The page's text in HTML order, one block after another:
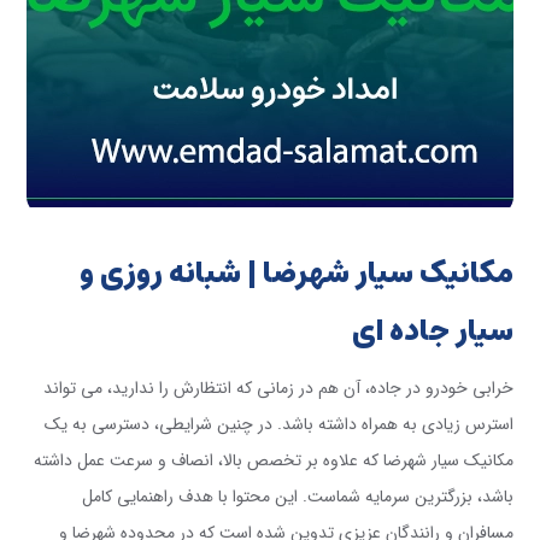
مکانیک سیار شهرضا | شبانه روزی و
سیار جاده ای
خرابی خودرو در جاده، آن هم در زمانی که انتظارش را ندارید، می تواند
استرس زیادی به همراه داشته باشد. در چنین شرایطی، دسترسی به یک
مکانیک سیار شهرضا که علاوه بر تخصص بالا، انصاف و سرعت عمل داشته
باشد، بزرگترین سرمایه شماست. این محتوا با هدف راهنمایی کامل
مسافران و رانندگان عزیزی تدوین شده است که در محدوده شهرضا و